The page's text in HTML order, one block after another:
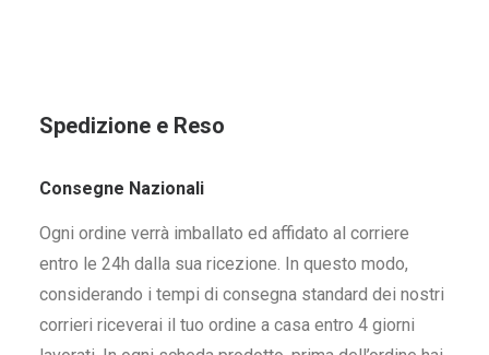
Spedizione e Reso
Consegne Nazionali
Ogni ordine verrà imballato ed affidato al corriere
entro le 24h dalla sua ricezione. In questo modo,
considerando i tempi di consegna standard dei nostri
corrieri riceverai il tuo ordine a casa entro 4 giorni